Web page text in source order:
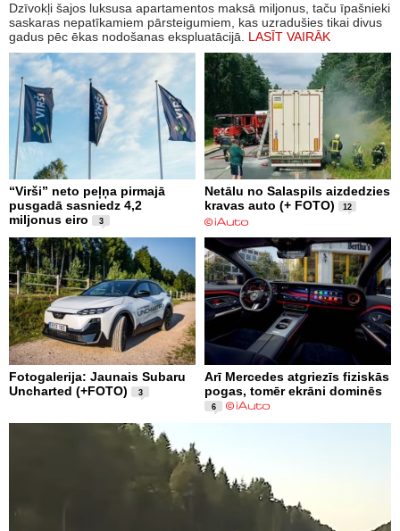
Dzīvokļi šajos luksusa apartamentos maksā miljonus, taču īpašnieki
saskaras nepatīkamiem pārsteigumiem, kas uzradušies tikai divus
gadus pēc ēkas nodošanas ekspluatācijā. LASĪT VAIRĀK
“Virši” neto peļņa pirmajā
pusgadā sasniedz 4,2
miljonus eiro
3
Netālu no Salaspils aizdedzies
kravas auto (+ FOTO)
12
Fotogalerija: Jaunais Subaru
Uncharted (+FOTO)
3
Arī Mercedes atgriezīs fiziskās
pogas, tomēr ekrāni dominēs
6